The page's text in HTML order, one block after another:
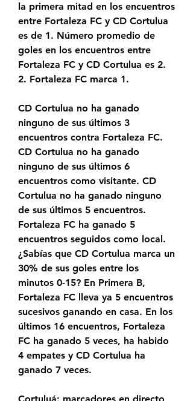
la primera mitad en los encuentros
entre Fortaleza FC y CD Cortulua
es de 1. Número promedio de
goles en los encuentros entre
Fortaleza FC y CD Cortulua es 2.
2. Fortaleza FC marca 1.
CD Cortulua no ha ganado
ninguno de sus últimos 3
encuentros contra Fortaleza FC.
CD Cortulua no ha ganado
ninguno de sus últimos 6
encuentros como visitante. CD
Cortulua no ha ganado ninguno
de sus últimos 5 encuentros.
Fortaleza FC ha ganado 5
encuentros seguidos como local.
¿Sabías que CD Cortulua marca un
30% de sus goles entre los
minutos 0-15? En Primera B,
Fortaleza FC lleva ya 5 encuentros
sucesivos ganando en casa. En los
últimos 16 encuentros, Fortaleza
FC ha ganado 5 veces, ha habido
4 empates y CD Cortulua ha
ganado 7 veces.